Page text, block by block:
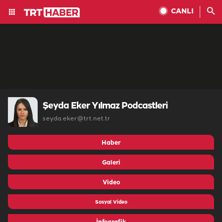
CANLI
Şeyda Eker Yılmaz Podcastleri
seyda.eker@trt.net.tr
Haber
Galeri
Video
Sosyal Video